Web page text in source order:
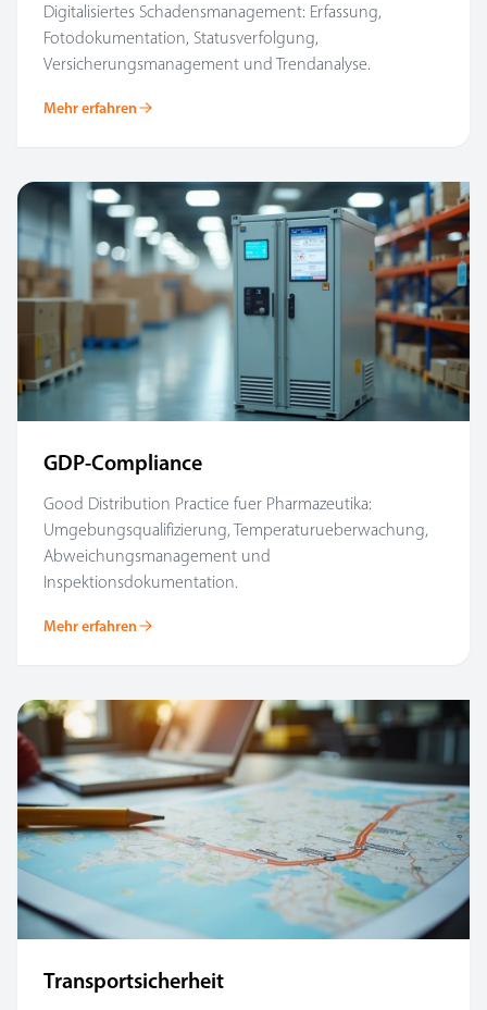
Digitalisiertes Schadensmanagement: Erfassung,
Fotodokumentation, Statusverfolgung,
Versicherungsmanagement und Trendanalyse.
Mehr erfahren
GDP-Compliance
Good Distribution Practice fuer Pharmazeutika:
Umgebungsqualifizierung, Temperaturueberwachung,
Abweichungsmanagement und
Inspektionsdokumentation.
Mehr erfahren
Transportsicherheit